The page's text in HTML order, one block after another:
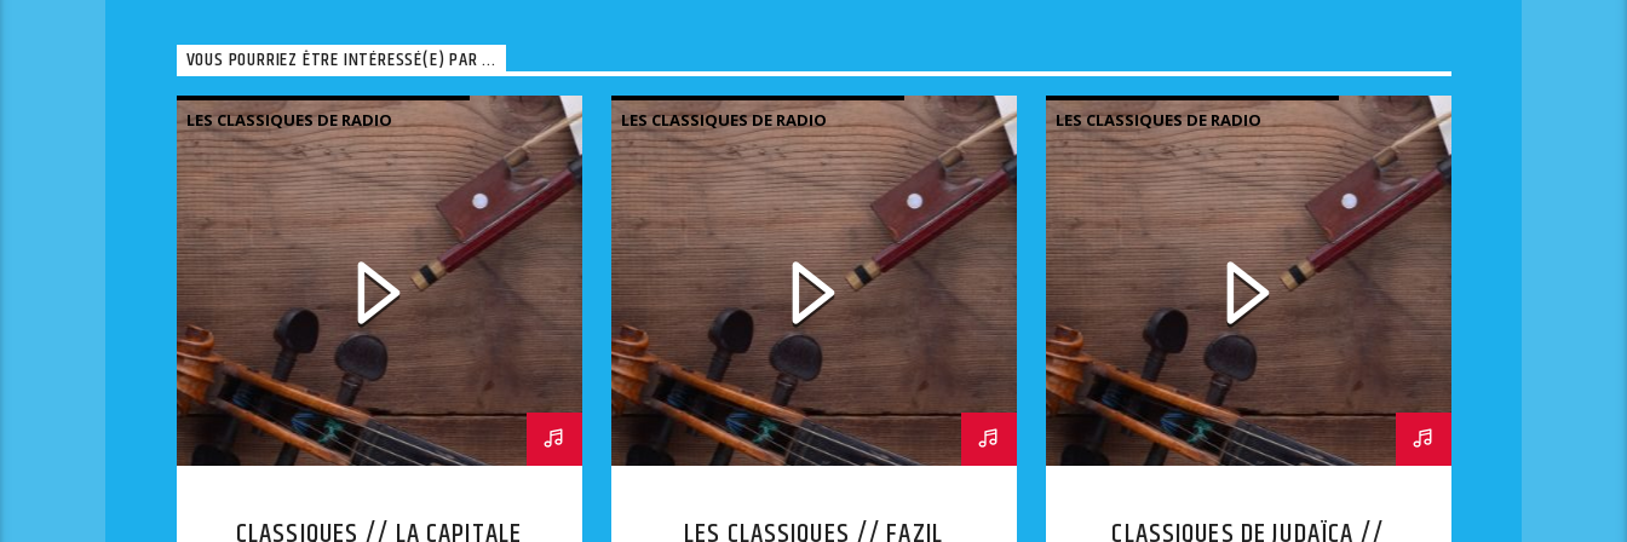
VOUS POURRIEZ ÊTRE INTÉRESSÉ(E) PAR ...
LES CLASSIQUES DE RADIO
JUDAÏCA
LES CLASSIQUES DE RADIO
JUDAÏCA
LES CLASSIQUES DE RADIO
JUDAÏCA